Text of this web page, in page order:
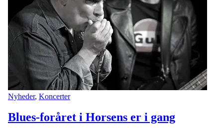
Nyheder, Koncerter
Blues-foråret i Horsens er i gang